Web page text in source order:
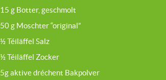
15 g Botter, geschmolt
50 g Moschter “original”
½ Téiläffel Salz
½ Téiläffel Zocker
5g aktive dréchent Bakpolver